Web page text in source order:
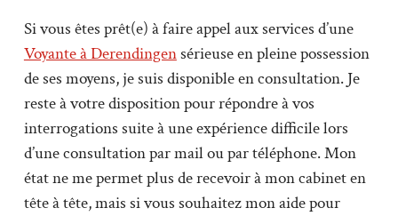
Si vous êtes prêt(e) à faire appel aux services d’une
Voyante à Derendingensérieuse en pleine possession
de ses moyens, je suis disponible en consultation. Je
reste à votre disposition pour répondre à vos
interrogations suite à une expérience difficile lors
d’une consultation par mail ou par téléphone. Mon
état ne me permet plus de recevoir à mon cabinet en
tête à tête, mais si vous souhaitez mon aide pour